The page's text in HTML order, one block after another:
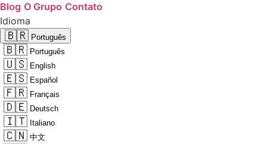
Blog O Grupo Contato
Idioma
🇧🇷 Português
🇧🇷 Português
🇺🇸 English
🇪🇸 Español
🇫🇷 Français
🇩🇪 Deutsch
🇮🇹 Italiano
🇨🇳 中文